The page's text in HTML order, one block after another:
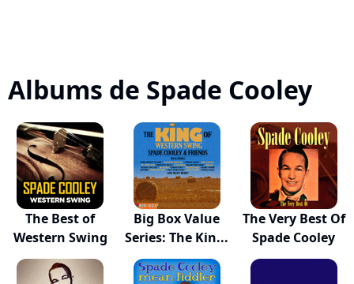
Albums de Spade Cooley
The Best of
Western Swing
Big Box Value
Series: The Kin...
The Very Best Of
Spade Cooley